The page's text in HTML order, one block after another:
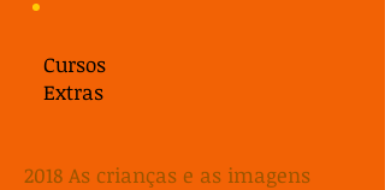
Cursos​
Extras
2018 As crianças e as imagens